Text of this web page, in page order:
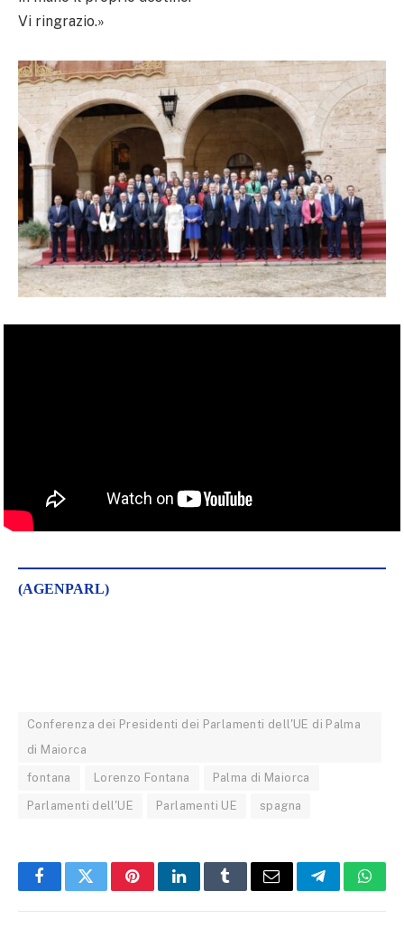
Vi ringrazio.»
(AGENPARL)
Conferenza dei Presidenti dei Parlamenti dell'UE di Palma
di Maiorca
fontana Lorenzo Fontana Palma di Maiorca
Parlamenti dell'UE Parlamenti UE spagna
FacebookTwitterPinterestLinkedInTumblrEmail Telegram